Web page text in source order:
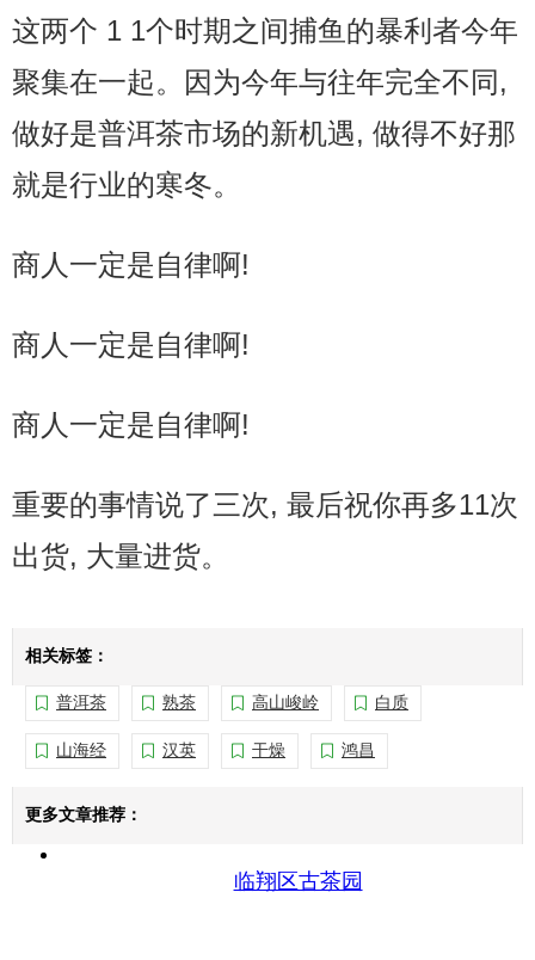
这两个 1 1个时期之间捕鱼的暴利者今年
聚集在一起。因为今年与往年完全不同,
做好是普洱茶市场的新机遇, 做得不好那
就是行业的寒冬。
商人一定是自律啊!
商人一定是自律啊!
商人一定是自律啊!
重要的事情说了三次, 最后祝你再多11次
出货, 大量进货。
相关标签：
普洱茶 熟茶 高山峻岭 白质
山海经 汉英 干燥 鸿昌
更多文章推荐：
临翔区古茶园